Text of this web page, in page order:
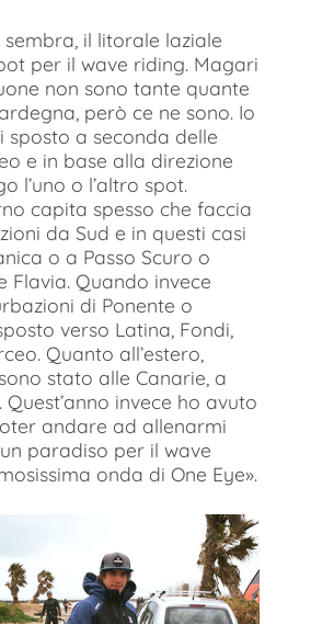
sembra, il litorale laziale
per il wave riding. Magari
non sono tante quante
però ce ne sono. Io
sposto a seconda delle
e in base alla direzione
l’uno o l’altro spot.
capita spesso che faccia
da Sud e in questi casi
o a Passo Scuro o
Flavia. Quando invece
di Ponente o
verso Latina, Fondi,
Quanto all’estero,
stato alle Canarie, a
invece ho avuto
andare ad allenarmi
paradiso per il wave
onda di One Eye».